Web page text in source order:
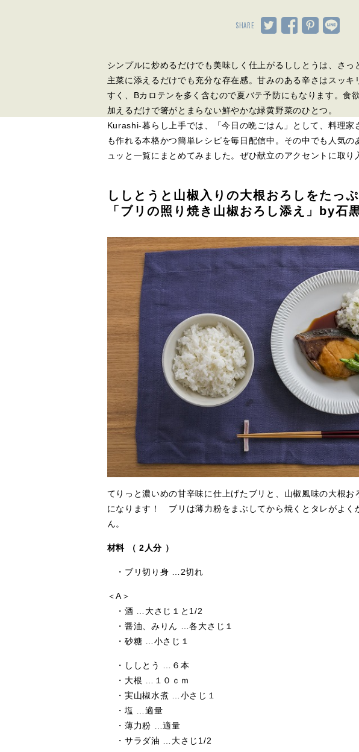
SHARE
シンプルに炒めるだけでも美味しく仕上がるししとうは、さっ
主菜に添えるだけでも充分な存在感。甘みのある辛さはスッキ
すく、Bカロテンを多く含むので夏バテ予防にもなります。食
加えるだけで箸がとまらない鮮やかな緑黄野菜のひとつ。
Kurashi-暮らし上手では、「今日の晩ごはん」として、料理家
も作れる本格かつ簡単レシピを毎日配信中。その中でも人気
ュッと一覧にまとめてみました。ぜひ献立のアクセントに取り
ししとうと山椒入りの大根おろしをたっ
「ブリの照り焼き山椒おろし添え」by石
てりっと濃いめの甘辛味に仕上げたブリと、山椒風味の大根お
になります！ ブリは薄力粉をまぶしてから焼くとタレがよく
ん。
材料 （ 2人分 ）
・ブリ切り身 …2切れ
＜A＞
・酒 …大さじ１と1/2
・醤油、みりん …各大さじ１
・砂糖 …小さじ１
・ししとう …６本
・大根 …１０ｃｍ
・実山椒水煮 …小さじ１
・塩 …適量
・薄力粉 …適量
・サラダ油 …大さじ1/2